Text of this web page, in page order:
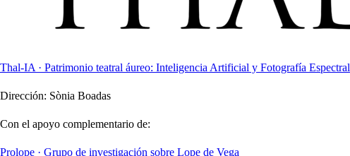
Thal-IA · Patrimonio teatral áureo: Inteligencia Artificial y Fotografía Espectral
Dirección: Sònia Boadas
Con el apoyo complementario de:
Prolope · Grupo de investigación sobre Lope de Vega